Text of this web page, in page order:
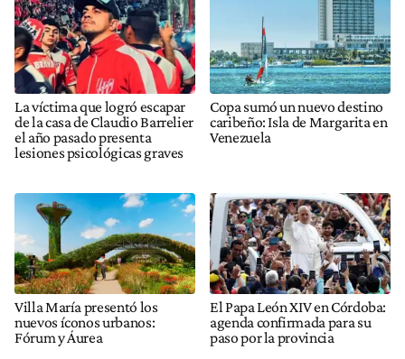
La víctima que logró escapar
de la casa de Claudio Barrelier
el año pasado presenta
lesiones psicológicas graves
Copa sumó un nuevo destino
caribeño: Isla de Margarita en
Venezuela
Villa María presentó los
nuevos íconos urbanos:
Fórum y Áurea
El Papa León XIV en Córdoba:
agenda confirmada para su
paso por la provincia